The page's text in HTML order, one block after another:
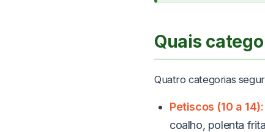
Quais
Quatro categorias
Petiscos (10 a 14):
coalho, polenta